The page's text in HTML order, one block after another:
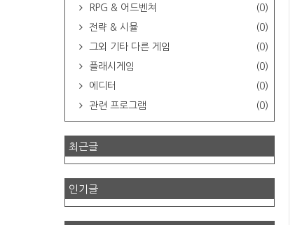
RPG & 어드벤쳐
(0)
전략 & 시뮬
(0)
그외 기타 다른 게임
(0)
플래시게임
(0)
에디터
(0)
관련 프로그램
(0)
최근글
인기글